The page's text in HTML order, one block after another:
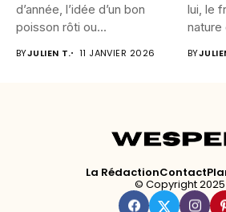
d’année, l’idée d’un bon
poisson rôti ou...
BYJULIEN T. 11 JANVIER 2026
lui, le
nature
BY
La RédactionContact
© Copyright 2025